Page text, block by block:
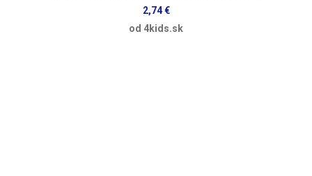
2,74 €
od 4kids.sk